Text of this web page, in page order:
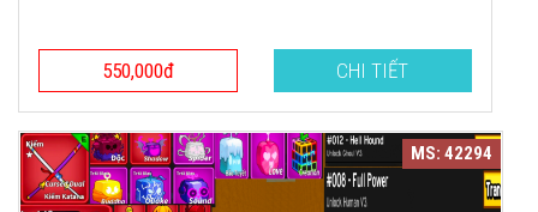
550,000đ CHI TIẾT
MS: 42294